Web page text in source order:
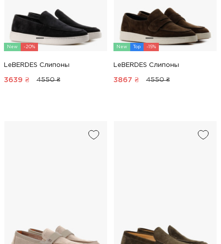
New -20%
LeBERDES Слипоны
3639 ₴ 4550 ₴
New Top -15%
LeBERDES Слипоны
3867 ₴ 4550 ₴